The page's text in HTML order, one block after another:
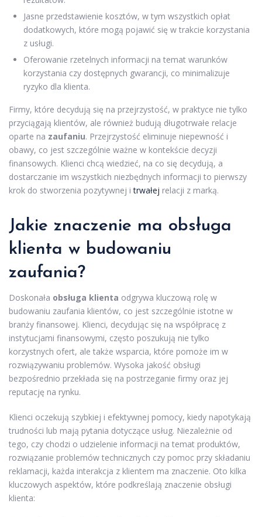
Jasne przedstawienie kosztów, w tym wszystkich opłat
dodatkowych, które mogą pojawić się w trakcie korzystania
z usługi.
Oferowanie rzetelnych informacji na temat warunków
korzystania czy dostępnych gwarancji, co minimalizuje
ryzyko dla klienta.
Firmy, które decydują się na przejrzystość, w praktyce nie tylko
przyciągają klientów, ale również budują długotrwałe relacje
oparte na zaufaniu. Przejrzystość eliminuje niepewność i
obawy, co jest szczególnie ważne w kontekście decyzji
finansowych. Klienci chcą wiedzieć, na co się decydują, a
dostarczanie im wszystkich niezbędnych informacji to pierwszy
krok do stworzenia pozytywnej itrwałej relacji z marką.
Jakie znaczenie ma obsługa
klienta w budowaniu
zaufania?
Doskonała obsługa klienta odgrywa kluczową rolę w
budowaniu zaufania klientów, co jest szczególnie istotne w
branży finansowej. Klienci, decydując się na współpracę z
instytucjami finansowymi, często poszukują nie tylko
korzystnych ofert, ale także wsparcia, które pomoże im w
rozwiązywaniu problemów. Wysoka jakość obsługi
bezpośrednio przekłada się na postrzeganie firmy oraz jej
reputację na rynku.
Klienci oczekują szybkiej i efektywnej pomocy, kiedy napotykają
trudności lub mają pytania dotyczące usług. Niezależnie od
tego, czy chodzi o udzielenie informacji na temat produktów,
rozwiązanie problemów technicznych czy pomoc przy składaniu
reklamacji, każda interakcja z klientem ma znaczenie. Oto kilka
kluczowych aspektów, które podkreślają znaczenie obsługi
klienta: